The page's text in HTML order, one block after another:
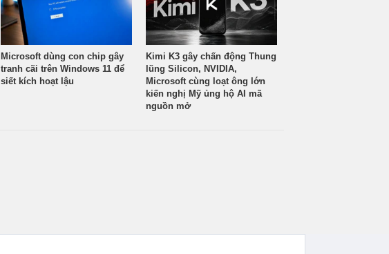
Microsoft dùng con chip gây
tranh cãi trên Windows 11 để
siết kích hoạt lậu
Kimi K3 gây chấn động Thung
lũng Silicon, NVIDIA,
Microsoft cùng loạt ông lớn
kiến nghị Mỹ ủng hộ AI mã
nguồn mở